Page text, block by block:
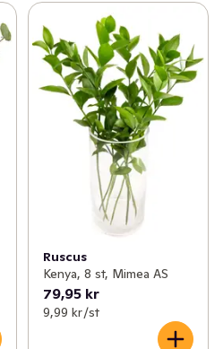
Ruscus
Kenya, 8 st, Mimea AS
79,95 kr
9,99 kr /st